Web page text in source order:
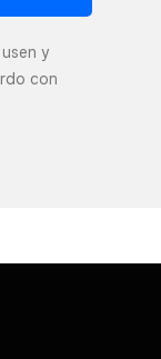
y
con